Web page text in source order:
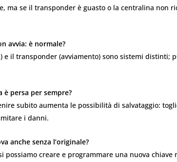
ma se il transponder è guasto o la centralina non
avvia: è normale?
il transponder (avviamento) sono sistemi distinti;
è persa per sempre?
subito aumenta le possibilità di salvataggio:
i danni.
anche senza l’originale?
possiamo creare e programmare una nuova chiave